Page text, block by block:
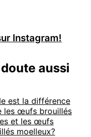
Instagram!
aussi
est la différence
les œufs brouillés
et les œufs
moelleux?